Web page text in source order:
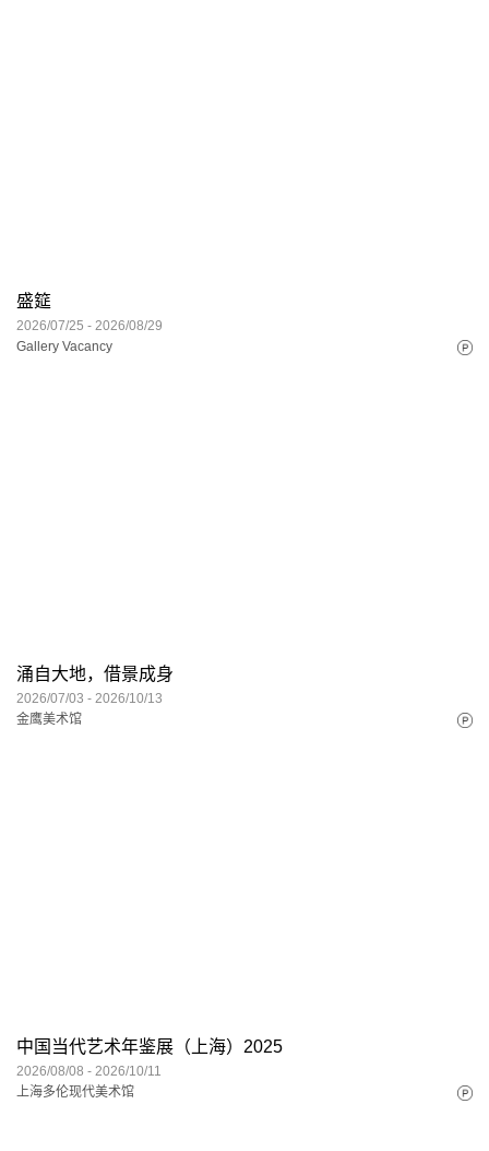
盛筵
2026/07/25 - 2026/08/29
Gallery Vacancy
涌自大地，借景成身
2026/07/03 - 2026/10/13
金鹰美术馆
中国当代艺术年鉴展（上海）2025
2026/08/08 - 2026/10/11
上海多伦现代美术馆